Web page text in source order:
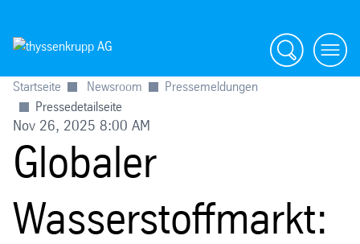
Suche menü
Startseite Newsroom
Pressemeldungen
Pressedetailseite
Nov 26, 2025 8:00 AM
Globaler
Wasserstoffmarkt: